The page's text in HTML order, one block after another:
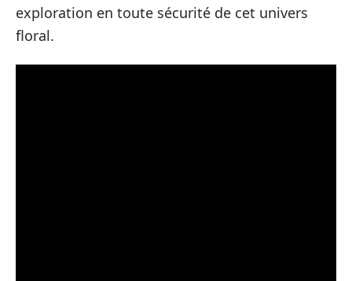
exploration en toute sécurité de cet univers
floral.